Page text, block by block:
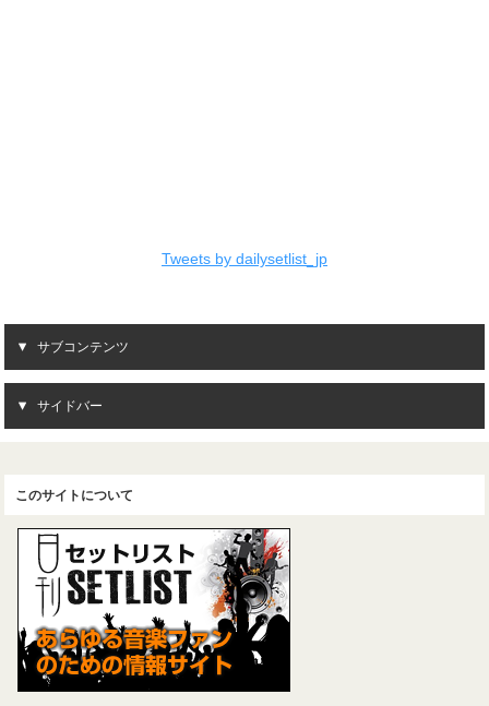
Tweets by dailysetlist_jp
サブコンテンツ
サイドバー
このサイトについて